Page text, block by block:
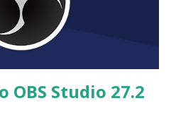
em na guia de
veremos a opção disponível . b)
Há também a ...
OBS Studio 27.2